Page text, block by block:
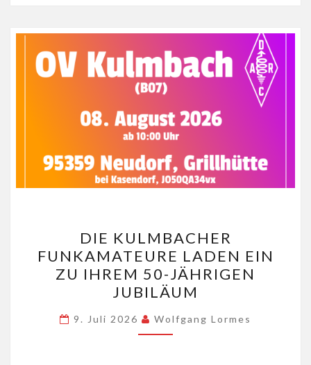
KULMBACHER
FUNKAMATEURE
LADEN
EIN
ZU
IHREM
DIE KULMBACHER
FUNKAMATEURE LADEN EIN
ZU IHREM 50-JÄHRIGEN
JUBILÄUM
9. Juli 2026 Wolfgang Lormes